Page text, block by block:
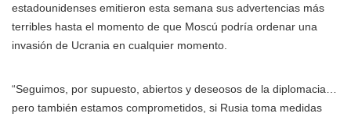
estadounidenses emitieron esta semana sus advertencias más
terribles hasta el momento de que Moscú podría ordenar una
invasión de Ucrania en cualquier momento.
“Seguimos, por supuesto, abiertos y deseosos de la diplomacia…
pero también estamos comprometidos, si Rusia toma medidas